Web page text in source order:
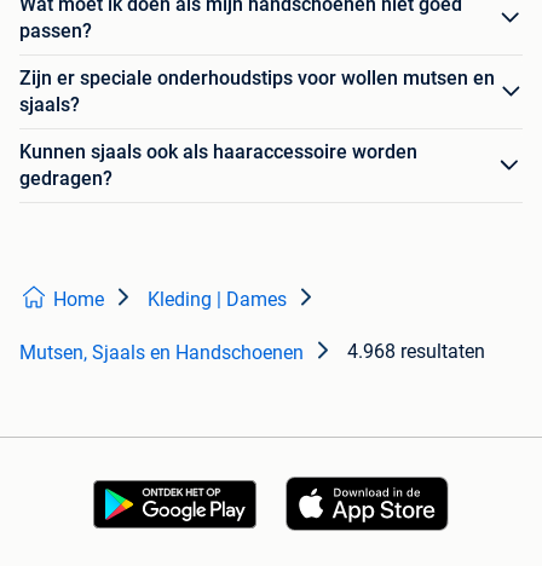
passen?
Zijn er speciale onderhoudstips voor wollen mutsen en
sjaals?
Kunnen sjaals ook als haaraccessoire worden
gedragen?
Home Kleding | Dames
Mutsen, Sjaals en Handschoenen 4.968 resultaten